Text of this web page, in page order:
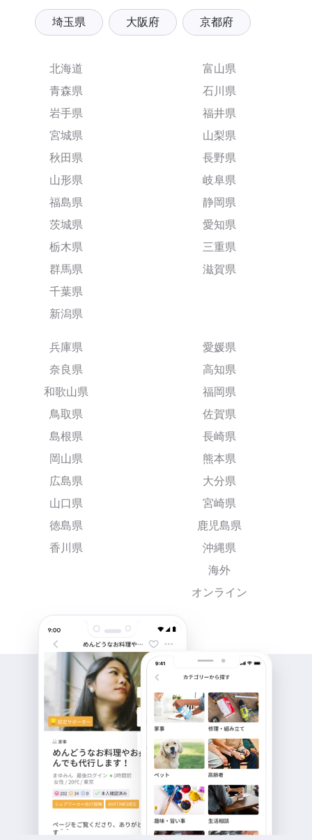
埼玉県 大阪府 京都府
北海道
青森県
岩手県
宮城県
秋田県
山形県
福島県
茨城県
栃木県
群馬県
千葉県
新潟県
富山県
石川県
福井県
山梨県
長野県
岐阜県
静岡県
愛知県
三重県
滋賀県
兵庫県
奈良県
和歌山県
鳥取県
島根県
岡山県
広島県
山口県
徳島県
香川県
愛媛県
高知県
福岡県
佐賀県
長崎県
熊本県
大分県
宮崎県
鹿児島県
沖縄県
海外
オンライン